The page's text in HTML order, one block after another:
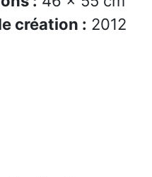
création : 2012